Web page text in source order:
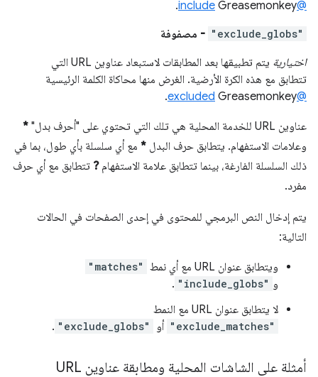
@include
Greasemonkey.
"exclude_globs" - مصفوفة
اختيارية
يتم تطبيقها بعد المطابقات لاستبعاد عناوين URL التي
تتطابق مع هذه الكرة الأرضية. الغرض منها محاكاة الكلمة الرئيسية
@excluded
Greasemonkey.
عناوين URL للخدمة المحلية هي تلك التي تحتوي على "أحرف بدل"
*
وعلامات الاستفهام. يتطابق حرف البدل * مع أي سلسلة بأي طول، بما في
ذلك السلسلة الفارغة، بينما تتطابق علامة الاستفهام? تتطابق مع أي حرف
مفرد.
يتم إدخال النص البرمجي للمحتوى في إحدى الصفحات في الحالات
التالية:
ويتطابق عنوان URL مع أي نمط "matches"
و "include_globs"
.
لا يتطابق عنوان URL مع النمط
"exclude_matches" أو "exclude_globs"
.
أمثلة على الشاشات المحلية ومطابقة عناوين URL